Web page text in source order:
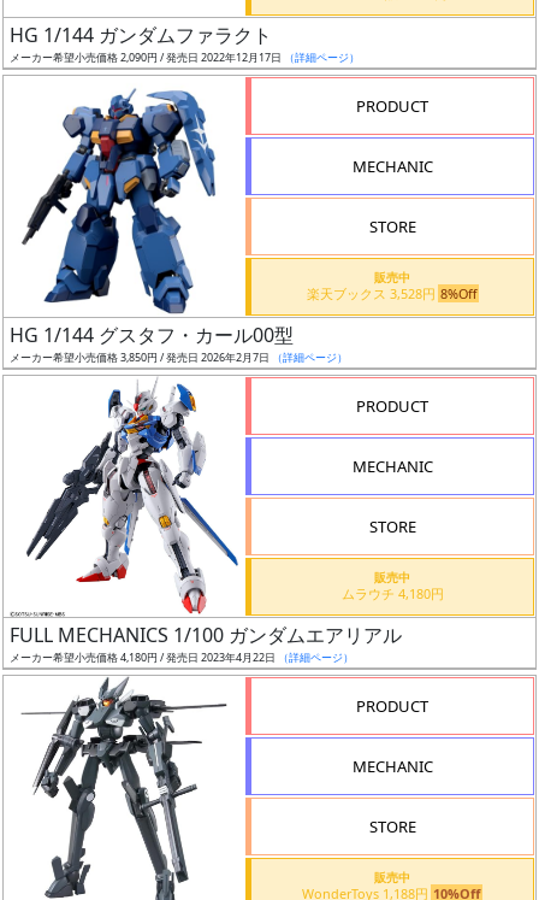
日
発
売
シュ
通知
ギ
ャ
ラ
価
定
予
HG 1/144 ガンダムファラクト
メーカー希望小売価格 2,090円 / 発売日 2022年12月17日 （詳細ページ）
PRODUCT
MECHANIC
STORE
販売中
楽天ブックス 3,528円 8%Off
HG 1/144 グスタフ・カール00型
メーカー希望小売価格 3,850円 / 発売日 2026年2月7日 （詳細ページ）
PRODUCT
MECHANIC
STORE
販売中
ムラウチ 4,180円
FULL MECHANICS 1/100 ガンダムエアリアル
メーカー希望小売価格 4,180円 / 発売日 2023年4月22日 （詳細ページ）
PRODUCT
MECHANIC
STORE
販売中
WonderToys 1,188円 10%Off